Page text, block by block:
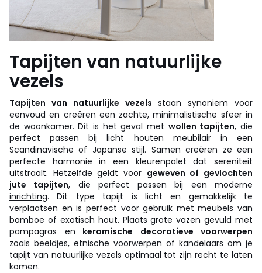
Tapijten van natuurlijke
vezels
Tapijten van natuurlijke vezels staan synoniem voor
eenvoud en creëren een zachte, minimalistische sfeer in
de woonkamer. Dit is het geval met wollen tapijten, die
perfect passen bij licht houten meubilair in een
Scandinavische of Japanse stijl. Samen creëren ze een
perfecte harmonie in een kleurenpalet dat sereniteit
uitstraalt. Hetzelfde geldt voor geweven of gevlochten
jute tapijten, die perfect passen bij een moderne
inrichting. Dit type tapijt is licht en gemakkelijk te
verplaatsen en is perfect voor gebruik met meubels van
bamboe of exotisch hout. Plaats grote vazen gevuld met
pampagras en keramische decoratieve voorwerpen
zoals beeldjes, etnische voorwerpen of kandelaars om je
tapijt van natuurlijke vezels optimaal tot zijn recht te laten
komen.